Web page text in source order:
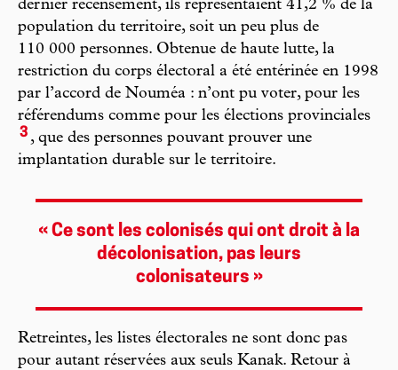
dernier recensement, ils représentaient 41,2 % de la
population du territoire, soit un peu plus de
110 000 personnes. Obtenue de haute lutte, la
restriction du corps électoral a été entérinée en 1998
par l’accord de Nouméa : n’ont pu voter, pour les
référendums comme pour les élections provinciales
3 , que des personnes pouvant prouver une
implantation durable sur le territoire.
« Ce sont les colonisés qui ont droit à la
décolonisation, pas leurs
colonisateurs »
Retreintes, les listes électorales ne sont donc pas
pour autant réservées aux seuls Kanak. Retour à